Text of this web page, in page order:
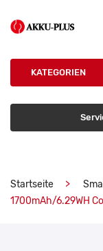
KATEGORIEN
Startseite
1700mAh/6.29WH